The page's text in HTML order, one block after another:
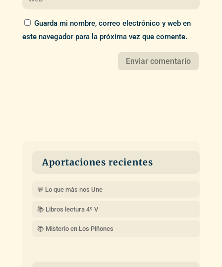
Guarda mi nombre, correo electrónico y web en
este navegador para la próxima vez que comente.
Aportaciones recientes
💬 Lo que más nos Une
📚 Libros lectura 4º V
📚 Misterio en Los Piñones